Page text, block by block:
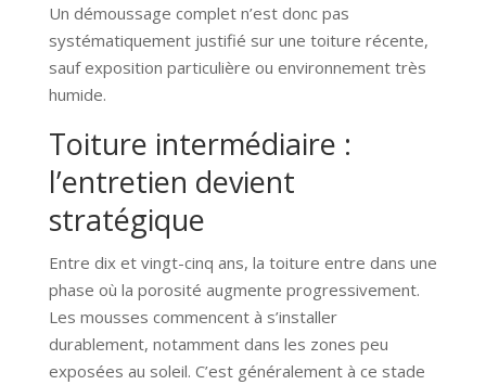
Un démoussage complet n’est donc pas
systématiquement justifié sur une toiture récente,
sauf exposition particulière ou environnement très
humide.
Toiture intermédiaire :
l’entretien devient
stratégique
Entre dix et vingt-cinq ans, la toiture entre dans une
phase où la porosité augmente progressivement.
Les mousses commencent à s’installer
durablement, notamment dans les zones peu
exposées au soleil. C’est généralement à ce stade